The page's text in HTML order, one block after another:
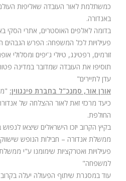
כמשתלמת לאור העובדה שאליפות
באנדורה.
בדומה לאלפים האוסטרים, אתרי הסקי
פעילויות לכל המשפחה: הפרש הגבהים
זורמים, רפטינג, טיולי ג'יפים ומסלולי
תוסיפו את העובדה שמדובר במדינה
עדן לתיירים"
אורן אור, סמנכ"ל בחברת פינגווין:
כיעד מרכזי זאת לאור ההצלחה של
החולפת.
בקיץ הקרוב יזכו הישראלים שיצאו
ממשלת אנדורה – חבילות הנופש שישווקו
פעילויות ואטרקציות שימומנו ע"י
למשפחה"
עוד במסגרת שיתוף הפעולה יעלה בקרוב